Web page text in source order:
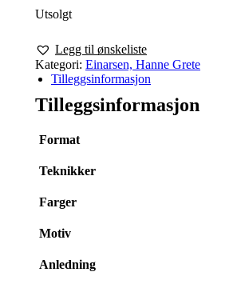
Utsolgt
Legg til ønskeliste
Kategori: Einarsen, Hanne Grete
Tilleggsinformasjon
Tilleggsinformasjon
Format
Teknikker
Farger
Motiv
Anledning